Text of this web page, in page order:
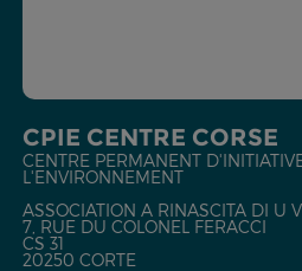
CPIE CENTRE CORSE
CENTRE PERMANENT
L'ENVIRONNEMENT
ASSOCIATION A RINASCITA DI U
7, RUE DU COLONEL FERACCI
CS 31
20250 CORTE